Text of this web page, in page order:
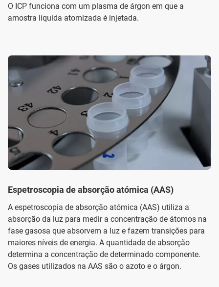
O ICP funciona com um plasma de árgon em que a
amostra líquida atomizada é injetada.
Espetroscopia de absorção atómica (AAS)
A espetroscopia de absorção atómica (AAS) utiliza a
absorção da luz para medir a concentração de átomos na
fase gasosa que absorvem a luz e fazem transições para
maiores níveis de energia. A quantidade de absorção
determina a concentração de determinado componente.
Os gases utilizados na AAS são o azoto e o árgon.